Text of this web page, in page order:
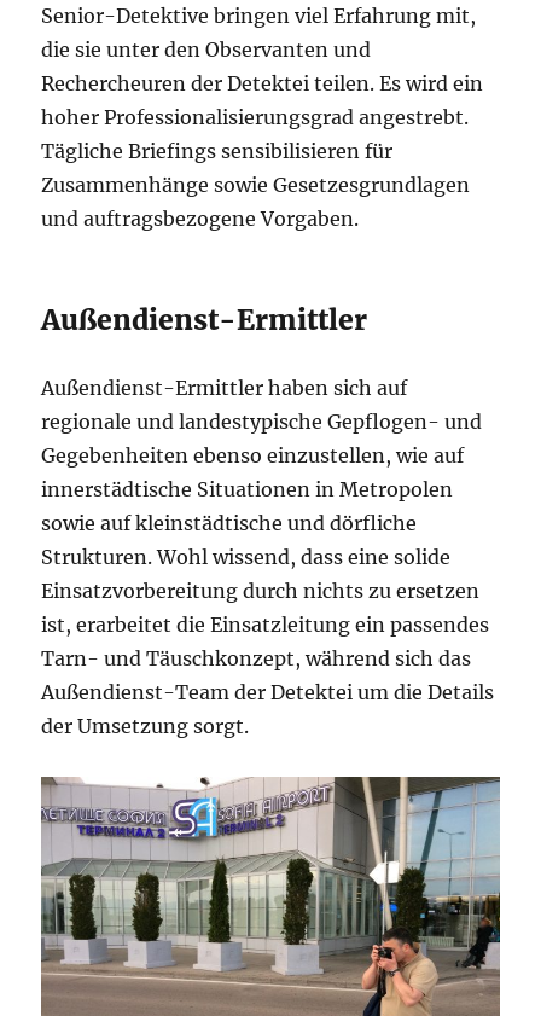
Senior-Detektive bringen viel Erfahrung mit,
die sie unter den Observanten und
Rechercheuren der Detektei teilen. Es wird ein
hoher Professionalisierungsgrad angestrebt.
Tägliche Briefings sensibilisieren für
Zusammenhänge sowie Gesetzesgrundlagen
und auftragsbezogene Vorgaben.
Außendienst-Ermittler
Außendienst-Ermittler haben sich auf
regionale und landestypische Gepflogen- und
Gegebenheiten ebenso einzustellen, wie auf
innerstädtische Situationen in Metropolen
sowie auf kleinstädtische und dörfliche
Strukturen. Wohl wissend, dass eine solide
Einsatzvorbereitung durch nichts zu ersetzen
ist, erarbeitet die Einsatzleitung ein passendes
Tarn- und Täuschkonzept, während sich das
Außendienst-Team der Detektei um die Details
der Umsetzung sorgt.